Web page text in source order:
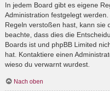
In jedem Board gibt es eigene
Administration festgelegt
Regeln verstoßen hast, kann sie
beachte, dass dies die
Boards ist und phpBB Limited
hat. Kontaktiere einen
wieso du verwarnt wurdest.
Nach oben